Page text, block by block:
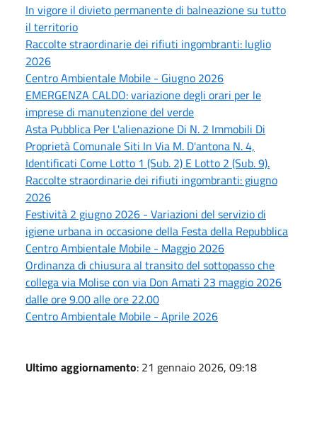
In vigore il divieto permanente di balneazione su tutto
il territorio
Raccolte straordinarie dei rifiuti ingombranti: luglio
2026
Centro Ambientale Mobile - Giugno 2026
EMERGENZA CALDO: variazione degli orari per le
imprese di manutenzione del verde
Asta Pubblica Per L'alienazione Di N. 2 Immobili Di
Proprietà Comunale Siti In Via M. D'antona N. 4,
Identificati Come Lotto 1 (Sub. 2) E Lotto 2 (Sub. 9).
Raccolte straordinarie dei rifiuti ingombranti: giugno
2026
Festività 2 giugno 2026 - Variazioni del servizio di
igiene urbana in occasione della Festa della Repubblica
Centro Ambientale Mobile - Maggio 2026
Ordinanza di chiusura al transito del sottopasso che
collega via Molise con via Don Amati 23 maggio 2026
dalle ore 9.00 alle ore 22.00
Centro Ambientale Mobile - Aprile 2026
Ultimo aggiornamento: 21 gennaio 2026, 09:18